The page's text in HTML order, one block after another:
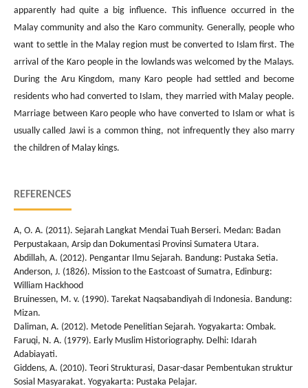
apparently had quite a big influence. This influence occurred in the
Malay community and also the Karo community. Generally, people who
want to settle in the Malay region must be converted to Islam first. The
arrival of the Karo people in the lowlands was welcomed by the Malays.
During the Aru Kingdom, many Karo people had settled and become
residents who had converted to Islam, they married with Malay people.
Marriage between Karo people who have converted to Islam or what is
usually called Jawi is a common thing, not infrequently they also marry
the children of Malay kings.
REFERENCES
A, O. A. (2011). Sejarah Langkat Mendai Tuah Berseri. Medan: Badan
Perpustakaan, Arsip dan Dokumentasi Provinsi Sumatera Utara.
Abdillah, A. (2012). Pengantar Ilmu Sejarah. Bandung: Pustaka Setia.
Anderson, J. (1826). Mission to the Eastcoast of Sumatra, Edinburg:
William Hackhood
Bruinessen, M. v. (1990). Tarekat Naqsabandiyah di Indonesia. Bandung:
Mizan.
Daliman, A. (2012). Metode Penelitian Sejarah. Yogyakarta: Ombak.
Faruqi, N. A. (1979). Early Muslim Historiography. Delhi: Idarah
Adabiayati.
Giddens, A. (2010). Teori Strukturasi, Dasar-dasar Pembentukan struktur
Sosial Masyarakat. Yogyakarta: Pustaka Pelajar.